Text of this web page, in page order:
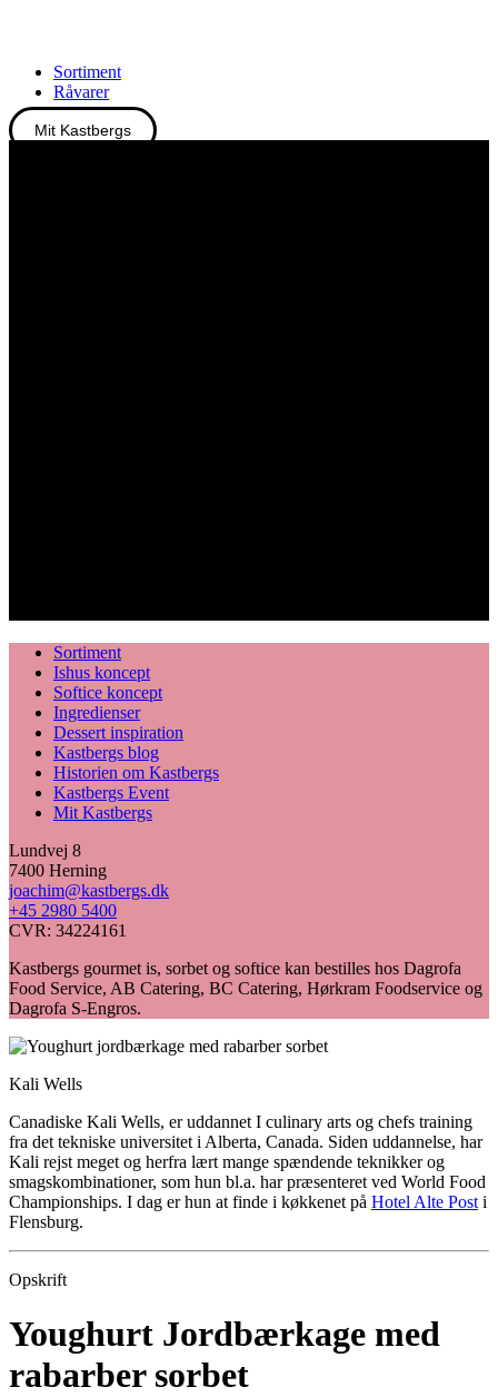
Sortiment
Råvarer
Mit Kastbergs
Sortiment
Ishus koncept
Softice koncept
Ingredienser
Dessert inspiration
Kastbergs blog
Historien om Kastbergs
Kastbergs Event
Mit Kastbergs
Lundvej 8
7400 Herning
joachim@kastbergs.dk
+45 2980 5400
CVR: 34224161
Kastbergs gourmet is, sorbet og softice kan bestilles hos Dagrofa
Food Service, AB Catering, BC Catering, Hørkram Foodservice og
Dagrofa S-Engros.
Kali Wells
Canadiske Kali Wells, er uddannet I culinary arts og chefs training
fra det tekniske universitet i Alberta, Canada. Siden uddannelse, har
Kali rejst meget og herfra lært mange spændende teknikker og
smagskombinationer, som hun bl.a. har præsenteret ved World Food
Championships. I dag er hun at finde i køkkenet på Hotel Alte Post i
Flensburg.
Opskrift
Youghurt Jordbærkage med
rabarber sorbet